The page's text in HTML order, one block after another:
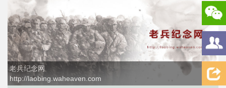
1 / 4
老兵纪念网
http://laobing.waheaven.com